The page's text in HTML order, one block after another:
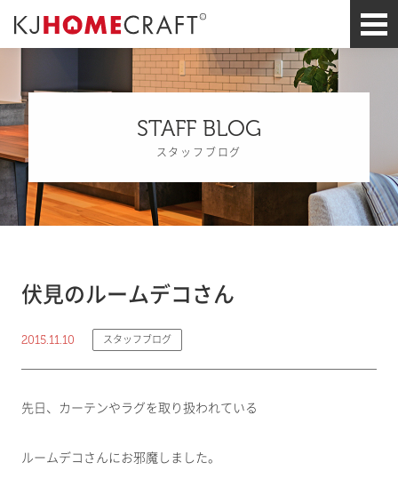
STAFF BLOG
スタッフブログ
伏見のルームデコさん
2015.11.10 スタッフブログ
先日、カーテンやラグを取り扱われている
ルームデコさんにお邪魔しました。